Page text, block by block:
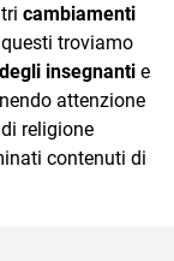
cambiamenti
questi troviamo
insegnanti e
attenzione
religione
contenuti di